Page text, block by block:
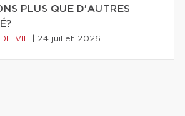
PLUS QUE D'AUTRES
VIE 24 juillet 2026